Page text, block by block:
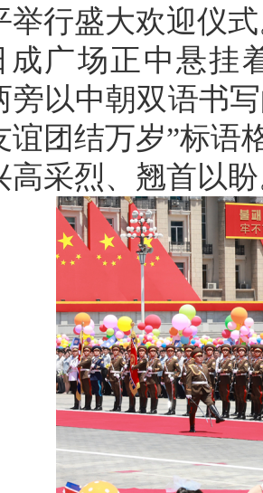
举行盛大欢迎仪
成广场正中悬挂
旁以中朝双语书
谊团结万岁”标语
高采烈、翘首以